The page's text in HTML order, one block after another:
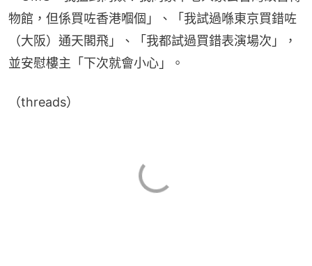
物館，但係買咗香港嗰個」、「我試過喺東京買錯咗
（大阪）通天閣飛」、「我都試過買錯表演場次」，
並安慰樓主「下次就會小心」。
（threads）